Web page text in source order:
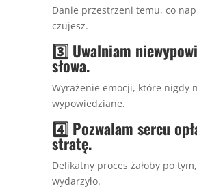
Danie przestrzeni temu, co
czujesz.
3️⃣ Uwalniam
słowa.
Wyrażenie emocji, które nigdy
wypowiedziane.
4️⃣ Pozwalam sercu
stratę.
Delikatny proces żałoby po
wydarzyło.